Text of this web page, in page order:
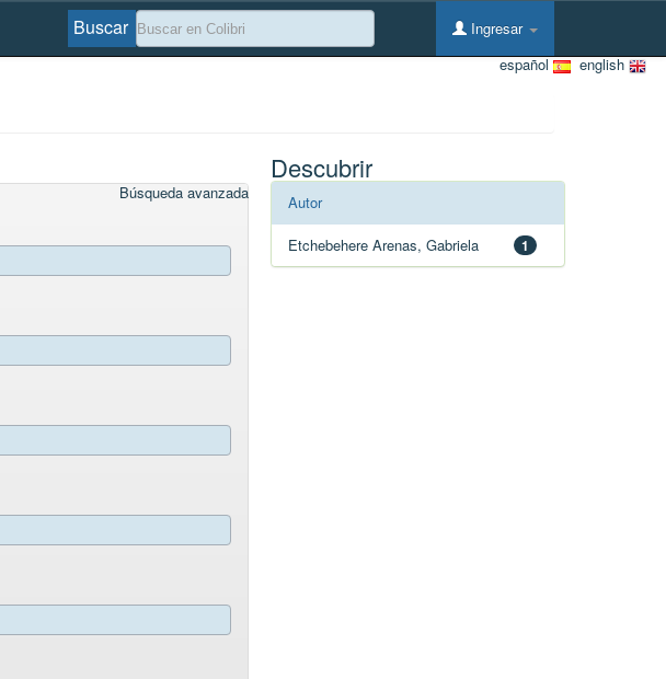
Ingresar
Buscar
english
español
Búsqueda avanzada
Descubrir
Autor
1
Etchebehere Arenas, Gabriela